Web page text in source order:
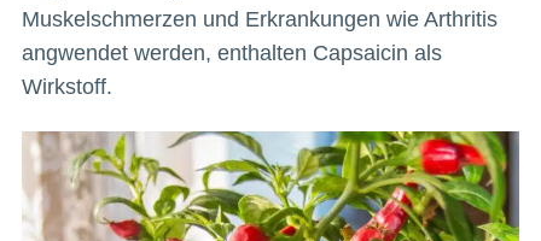
Muskelschmerzen und Erkrankungen wie Arthritis
angwendet werden, enthalten Capsaicin als
Wirkstoff.